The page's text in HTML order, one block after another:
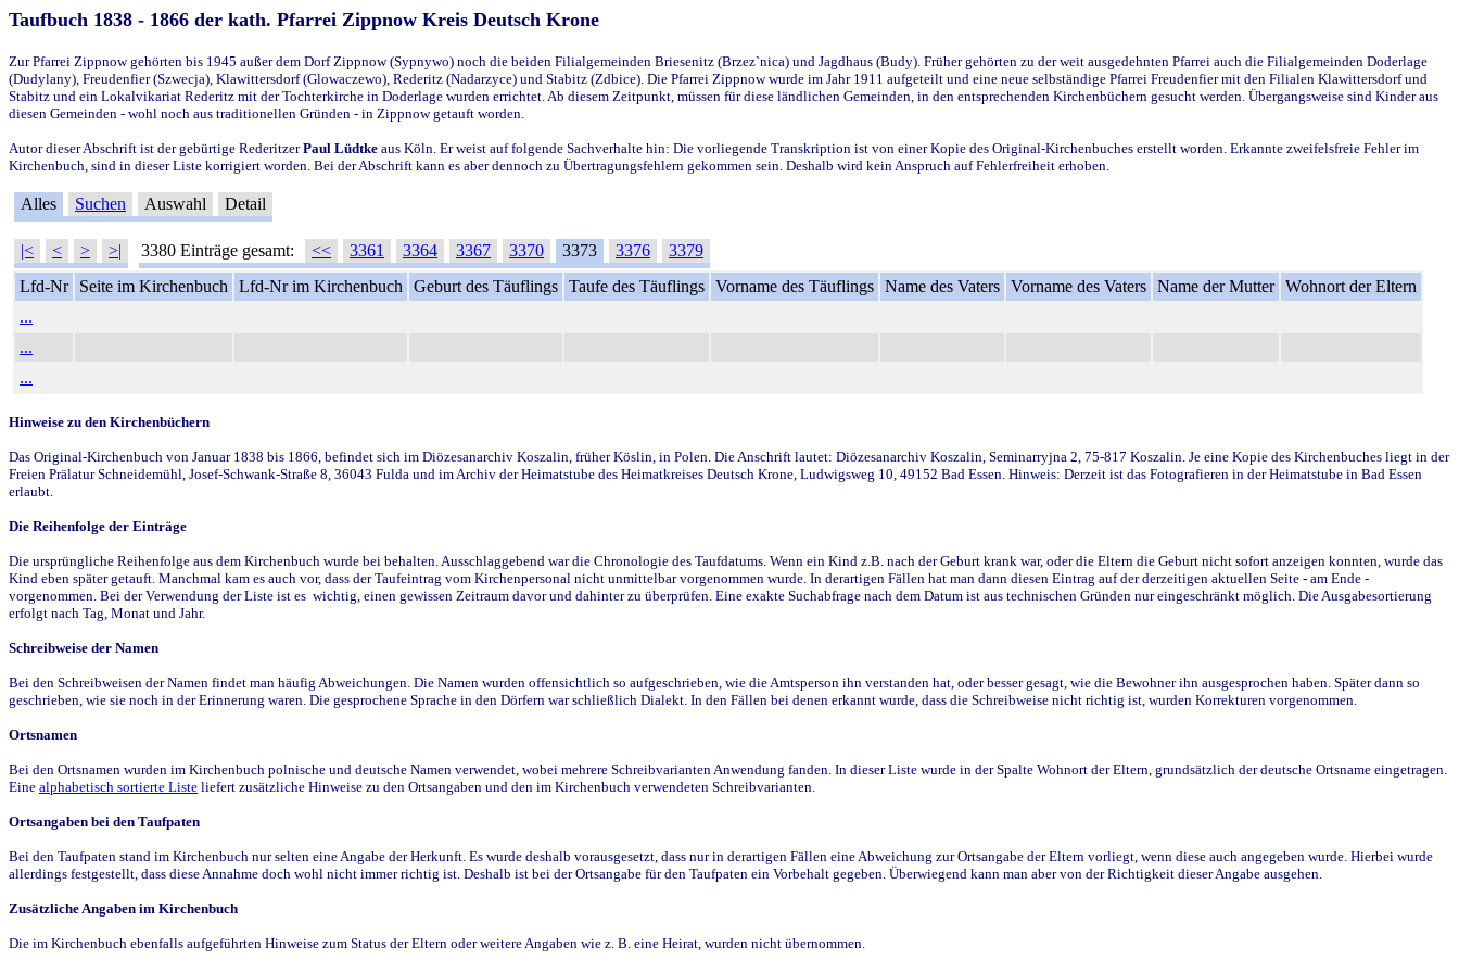
Taufbuch 1838 - 1866 der kath. Pfarrei Zippnow Kreis Deutsch Krone
Zur Pfarrei Zippnow gehörten bis 1945 außer dem Dorf Zippnow (Sypnywo) noch die beiden Filialgemeinden Briesenitz (Brzez`nica) und Jagdhaus (Budy). Früher gehörten zu der weit ausgedehnten Pfarrei auch die Filialgemeinden Doderlage
(Dudylany), Freudenfier (Szwecja), Klawittersdorf (Glowaczewo), Rederitz (Nadarzyce) und Stabitz (Zdbice). Die Pfarrei Zippnow wurde im Jahr 1911 aufgeteilt und eine neue selbständige Pfarrei Freudenfier mit den Filialen Klawittersdorf und
Stabitz und ein Lokalvikariat Rederitz mit der Tochterkirche in Doderlage wurden errichtet. Ab diesem Zeitpunkt, müssen für diese ländlichen Gemeinden, in den entsprechenden Kirchenbüchern gesucht werden. Übergangsweise sind Kinder aus
diesen Gemeinden - wohl noch aus traditionellen Gründen - in Zippnow getauft worden.
Autor dieser Abschrift ist der gebürtige RederitzerPaul Lüdtke aus Köln. Er weist auf folgende Sachverhalte hin: Die vorliegende Transkription ist von einer Kopie des Original-Kirchenbuches erstellt worden. Erkannte zweifelsfreie Fehler im
Kirchenbuch, sind in dieser Liste korrigiert worden. Bei der Abschrift kann es aber dennoch zu Übertragungsfehlern gekommen sein. Deshalb wird kein Anspruch auf Fehlerfreiheit erhoben.
Alles Suchen Auswahl Detail
|< < > >| 3380 Einträge gesamt: << 3361 3364 3367 3370 3373 3376
3379
Lfd-Nr
Seite im Kirchenbuch Lfd-Nr im Kirchenbuch Geburt des Täuflings Taufe des Täuflings Vorname des Täuflings Name des Vaters Vorname des Vaters Name der Mutter Wohnort der Eltern
...
...
...
Hinweise zu den Kirchenbüchern
Das Original-Kirchenbuch von Januar 1838 bis 1866, befindet sich im Diözesanarchiv Koszalin, früher Köslin, in Polen. Die Anschrift lautet: Diözesanarchiv Koszalin, Seminarryjna 2, 75-817 Koszalin. Je eine Kopie des Kirchenbuches liegt in der
Freien Prälatur Schneidemühl, Josef-Schwank-Straße 8, 36043 Fulda und im Archiv der Heimatstube des Heimatkreises Deutsch Krone, Ludwigsweg 10, 49152 Bad Essen. Hinweis: Derzeit ist das Fotografieren in der Heimatstube in Bad Essen
erlaubt.
Die Reihenfolge der Einträge
Die ursprüngliche Reihenfolge aus dem Kirchenbuch wurde bei behalten. Ausschlaggebend war die Chronologie des Taufdatums. Wenn ein Kind z.B. nach der Geburt krank war, oder die Eltern die Geburt nicht sofort anzeigen konnten, wurde das
Kind eben später getauft. Manchmal kam es auch vor, dass der Taufeintrag vom Kirchenpersonal nicht unmittelbar vorgenommen wurde. In derartigen Fällen hat man dann diesen Eintrag auf der derzeitigen aktuellen Seite - am Ende -
vorgenommen. Bei der Verwendung der Liste ist es wichtig, einen gewissen Zeitraum davor und dahinter zu überprüfen. Eine exakte Suchabfrage nach dem Datum ist aus technischen Gründen nur eingeschränkt möglich. Die Ausgabesortierung
erfolgt nach Tag, Monat und Jahr.
Schreibweise der Namen
Bei den Schreibweisen der Namen findet man häufig Abweichungen. Die Namen wurden offensichtlich so aufgeschrieben, wie die Amtsperson ihn verstanden hat, oder besser gesagt, wie die Bewohner ihn ausgesprochen haben. Später dann so
geschrieben, wie sie noch in der Erinnerung waren. Die gesprochene Sprache in den Dörfern war schließlich Dialekt. In den Fällen bei denen erkannt wurde, dass die Schreibweise nicht richtig ist, wurden Korrekturen vorgenommen.
Ortsnamen
Bei den Ortsnamen wurden im Kirchenbuch polnische und deutsche Namen verwendet, wobei mehrere Schreibvarianten Anwendung fanden. In dieser Liste wurde in der Spalte Wohnort der Eltern, grundsätzlich der deutsche Ortsname eingetragen.
Eine alphabetisch sortierte Liste liefert zusätzliche Hinweise zu den Ortsangaben und den im Kirchenbuch verwendeten Schreibvarianten.
Ortsangaben bei den Taufpaten
Bei den Taufpaten stand im Kirchenbuch nur selten eine Angabe der Herkunft. Es wurde deshalb vorausgesetzt, dass nur in derartigen Fällen eine Abweichung zur Ortsangabe der Eltern vorliegt, wenn diese auch angegeben wurde. Hierbei wurde
allerdings festgestellt, dass diese Annahme doch wohl nicht immer richtig ist. Deshalb ist bei der Ortsangabe für den Taufpaten ein Vorbehalt gegeben. Überwiegend kann man aber von der Richtigkeit dieser Angabe ausgehen.
Zusätzliche Angaben im Kirchenbuch
Die im Kirchenbuch ebenfalls aufgeführten Hinweise zum Status der Eltern oder weitere Angaben wie z. B. eine Heirat, wurden nicht übernommen.